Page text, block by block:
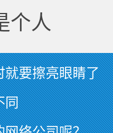
个人
就要擦亮眼睛了
同